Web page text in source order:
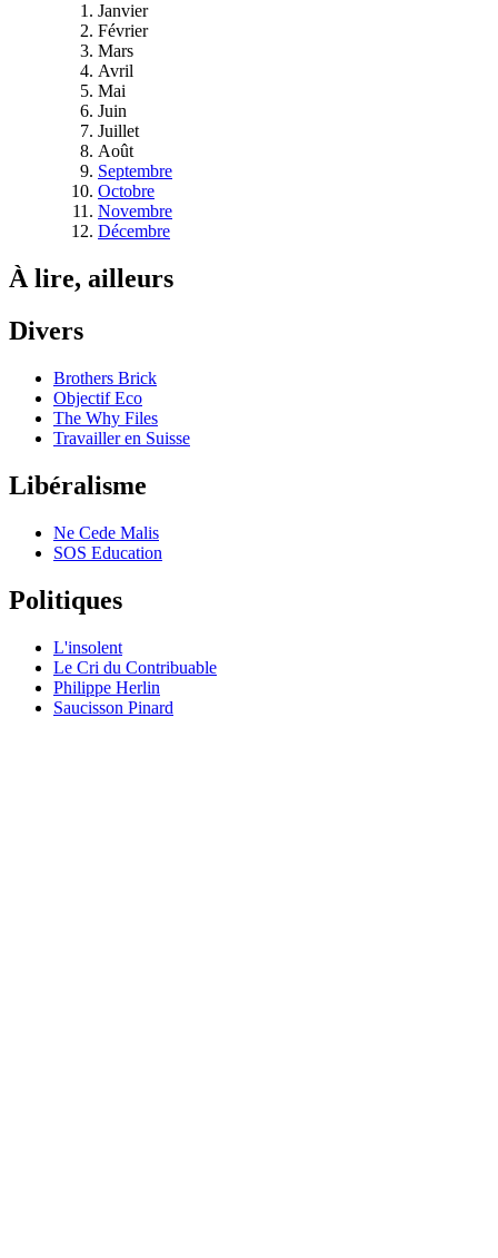
Janvier
Février
Mars
Avril
Mai
Juin
Juillet
Août
Septembre
Octobre
Novembre
Décembre
À lire, ailleurs
Divers
Brothers Brick
Objectif Eco
The Why Files
Travailler en Suisse
Libéralisme
Ne Cede Malis
SOS Education
Politiques
L'insolent
Le Cri du Contribuable
Philippe Herlin
Saucisson Pinard